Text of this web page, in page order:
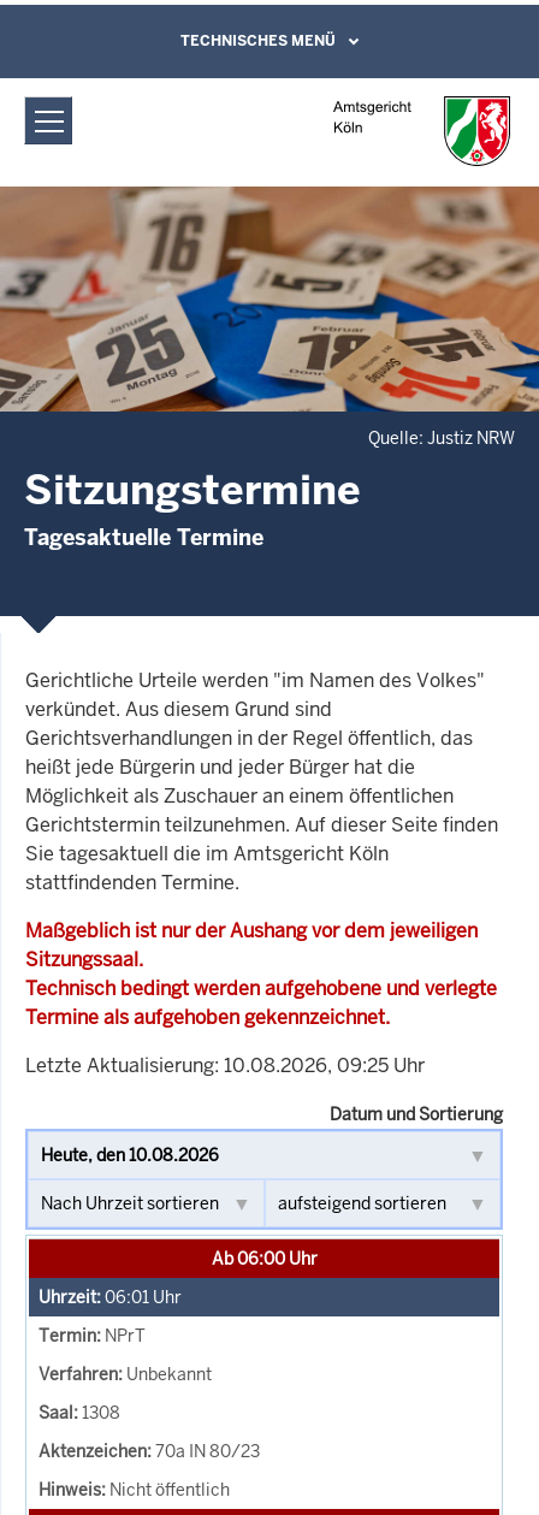
Amtsgericht Köln: Sitzungstermine
Direkt zum Inhalt
Leichte Sprache, Gebärdensprachenvideo
und Kontaktformular
TECHNISCHES MENÜ
Quelle: Justiz NRW
Sitzungstermine
Tagesaktuelle Termine
Gerichtliche Urteile werden "im Namen des Volkes"
verkündet. Aus diesem Grund sind
Gerichtsverhandlungen in der Regel öffentlich, das
heißt jede Bürgerin und jeder Bürger hat die
Möglichkeit als Zuschauer an einem öffentlichen
Gerichtstermin teilzunehmen. Auf dieser Seite finden
Sie tagesaktuell die im Amtsgericht Köln
stattfindenden Termine.
Maßgeblich ist nur der Aushang vor dem jeweiligen
Sitzungssaal.
Technisch bedingt werden aufgehobene und verlegte
Termine als aufgehoben gekennzeichnet.
Letzte Aktualisierung: 10.08.2026, 09:25 Uhr
Datum und Sortierung
Ab 06:00 Uhr
06:01 Uhr
NPrT
Unbekannt
1308
70a IN 80/23
Nicht öffentlich